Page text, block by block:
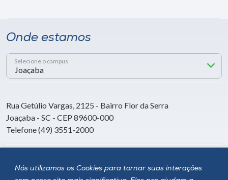
Nós utilizamos os Cookies para tornar suas interações
Onde estamos
Selecione o campus
Rua Getúlio Vargas, 2125 - Bairro Flor da Serra
Joaçaba - SC - CEP 89600-000
Telefone (49) 3551-2000
Siga a Unoesc